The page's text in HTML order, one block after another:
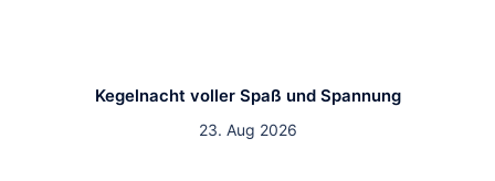
Kegelnacht voller Spaß und Spannung
23. Aug 2026